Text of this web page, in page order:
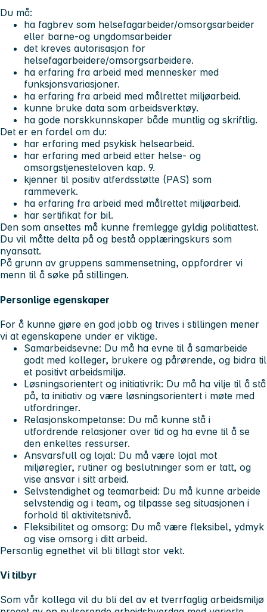
Du må:
ha fagbrev som helsefagarbeider/omsorgsarbeider
eller barne-og ungdomsarbeider
det kreves autorisasjon for
helsefagarbeidere/omsorgsarbeidere.
ha erfaring fra arbeid med mennesker med
funksjonsvariasjoner.
ha erfaring fra arbeid med målrettet miljøarbeid.
kunne bruke data som arbeidsverktøy.
ha gode norskkunnskaper både muntlig og skriftlig.
Det er en fordel om du:
har erfaring med psykisk helsearbeid.
har erfaring med arbeid etter helse- og
omsorgstjenesteloven kap. 9.
kjenner til positiv atferdsstøtte (PAS) som
rammeverk.
ha erfaring fra arbeid med målrettet miljøarbeid.
har sertifikat for bil.
Den som ansettes må kunne fremlegge gyldig politiattest.
Du vil måtte delta på og bestå opplæringskurs som
nyansatt.
På grunn av gruppens sammensetning, oppfordrer vi
menn til å søke på stillingen.
Personlige egenskaper
For å kunne gjøre en god jobb og trives i stillingen mener
vi at egenskapene under er viktige.
Samarbeidsevne: Du må ha evne til å samarbeide
godt med kolleger, brukere og pårørende, og bidra til
et positivt arbeidsmiljø.
Løsningsorientert og initiativrik: Du må ha vilje til å stå
på, ta initiativ og være løsningsorientert i møte med
utfordringer.
Relasjonskompetanse: Du må kunne stå i
utfordrende relasjoner over tid og ha evne til å se
den enkeltes ressurser.
Ansvarsfull og lojal: Du må være lojal mot
miljøregler, rutiner og beslutninger som er tatt, og
vise ansvar i sitt arbeid.
Selvstendighet og teamarbeid: Du må kunne arbeide
selvstendig og i team, og tilpasse seg situasjonen i
forhold til aktivitetsnivå.
Fleksibilitet og omsorg: Du må være fleksibel, ydmyk
og vise omsorg i ditt arbeid.
Personlig egnethet vil bli tillagt stor vekt.
Vi tilbyr
Som vår kollega vil du bli del av et tverrfaglig arbeidsmiljø